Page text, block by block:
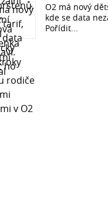
O2 má nový
kde se data
Pořídit...